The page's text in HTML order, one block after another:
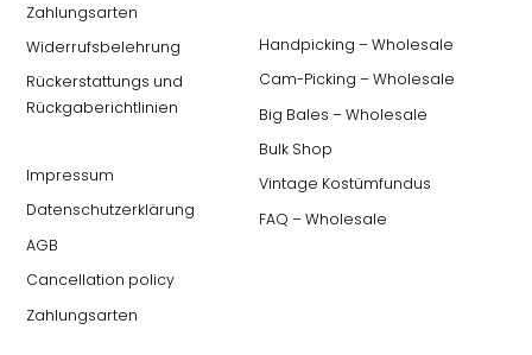
Zahlungsarten
Widerrufsbelehrung
Rückerstattungs und
Rückgaberichtlinien
Impressum
Datenschutzerklärung
AGB
Cancellation policy
Zahlungsarten
Handpicking – Wholesale
Cam-Picking – Wholesale
Big Bales – Wholesale
Bulk Shop
Vintage Kostümfundus
FAQ – Wholesale